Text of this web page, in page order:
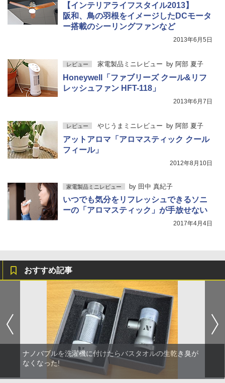
【インテリアライフスタイル2013】
阪和、鳥の羽根をイメージしたDCモータ
ー搭載のシーリングファンなど
2013年6月5日
レビュー 家電製品ミニレビュー by 阿部 夏子
Honeywell「ファブリーズ クール&リフ
レッシュファン HFT-118」
2013年6月7日
レビュー やじうまミニレビュー by 阿部 夏子
アットアロマ「アロマスティック クール
フィール」
2012年8月10日
家電製品ミニレビュー by 田中 真紀子
いつでも気分をリフレッシュできるソニ
ーの「アロマスティック」が手放せない
2017年4月4日
おすすめ記事
ナノバブルを洗濯機に付けたらバスタオルの生乾き臭が
なくなった!